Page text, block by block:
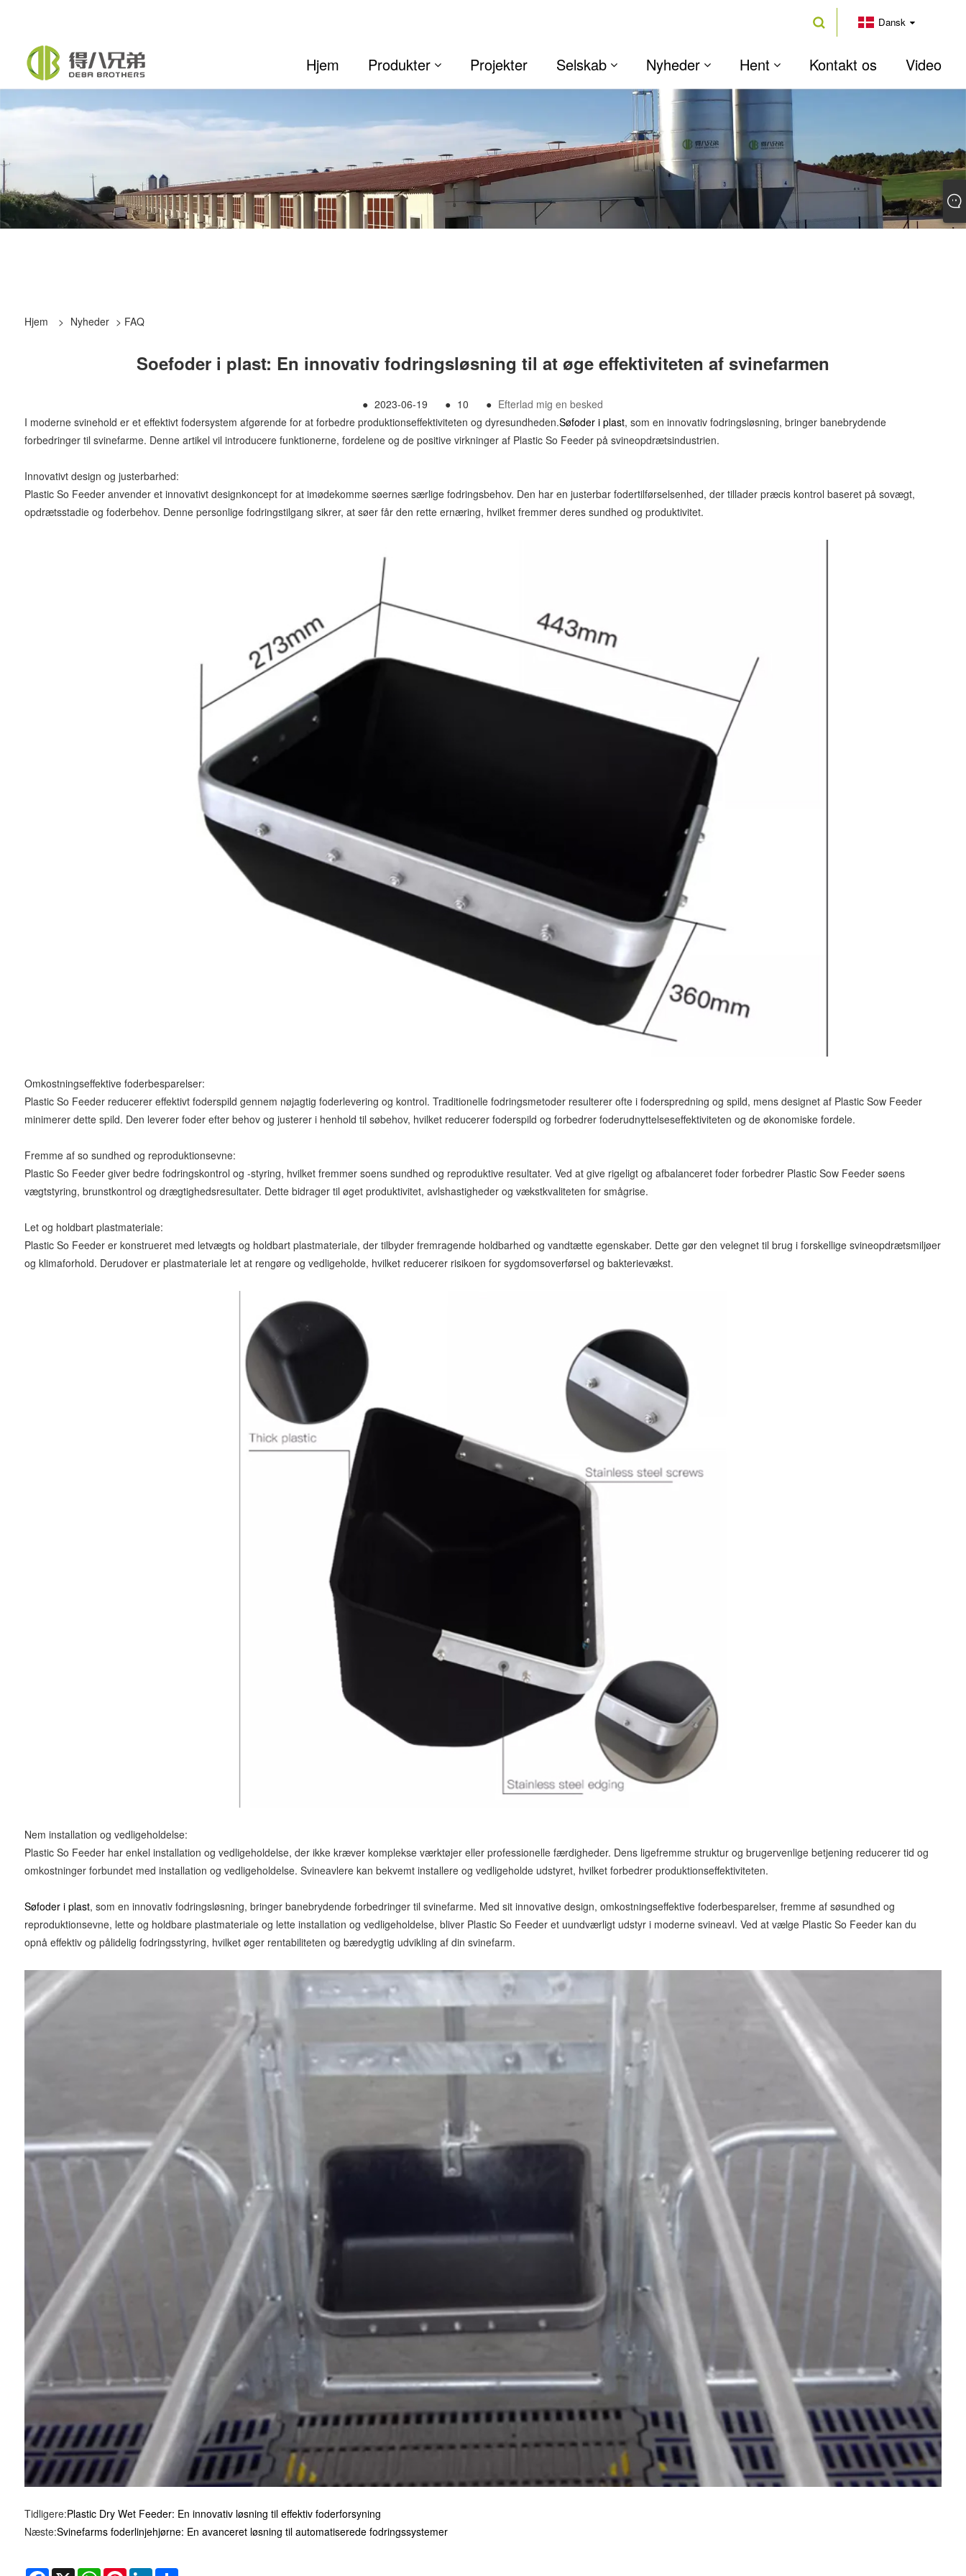
Dansk
Hjem Produkter Projekter Selskab Nyheder Hent Kontakt os Video
Hjem > Nyheder > FAQ
Soefoder i plast: En innovativ fodringsløsning til at øge effektiviteten af ​​svinefarmen
● 2023-06-19 ● 10 ● Efterlad mig en besked
I moderne svinehold er et effektivt fodersystem afgørende for at forbedre produktionseffektiviteten og dyresundheden.Søfoder i plast, som en innovativ fodringsløsning, bringer banebrydende
forbedringer til svinefarme. Denne artikel vil introducere funktionerne, fordelene og de positive virkninger af Plastic So Feeder på svineopdrætsindustrien.
Innovativt design og justerbarhed:
Plastic So Feeder anvender et innovativt designkoncept for at imødekomme søernes særlige fodringsbehov. Den har en justerbar fodertilførselsenhed, der tillader præcis kontrol baseret på sovægt,
opdrætsstadie og foderbehov. Denne personlige fodringstilgang sikrer, at søer får den rette ernæring, hvilket fremmer deres sundhed og produktivitet.
Omkostningseffektive foderbesparelser:
Plastic So Feeder reducerer effektivt foderspild gennem nøjagtig foderlevering og kontrol. Traditionelle fodringsmetoder resulterer ofte i foderspredning og spild, mens designet af Plastic Sow Feeder
minimerer dette spild. Den leverer foder efter behov og justerer i henhold til søbehov, hvilket reducerer foderspild og forbedrer foderudnyttelseseffektiviteten og de økonomiske fordele.
Fremme af so sundhed og reproduktionsevne:
Plastic So Feeder giver bedre fodringskontrol og -styring, hvilket fremmer soens sundhed og reproduktive resultater. Ved at give rigeligt og afbalanceret foder forbedrer Plastic Sow Feeder søens
vægtstyring, brunstkontrol og drægtighedsresultater. Dette bidrager til øget produktivitet, avlshastigheder og vækstkvaliteten for smågrise.
Let og holdbart plastmateriale:
Plastic So Feeder er konstrueret med letvægts og holdbart plastmateriale, der tilbyder fremragende holdbarhed og vandtætte egenskaber. Dette gør den velegnet til brug i forskellige svineopdrætsmiljøer
og klimaforhold. Derudover er plastmateriale let at rengøre og vedligeholde, hvilket reducerer risikoen for sygdomsoverførsel og bakterievækst.
Nem installation og vedligeholdelse:
Plastic So Feeder har enkel installation og vedligeholdelse, der ikke kræver komplekse værktøjer eller professionelle færdigheder. Dens ligefremme struktur og brugervenlige betjening reducerer tid og
omkostninger forbundet med installation og vedligeholdelse. Svineavlere kan bekvemt installere og vedligeholde udstyret, hvilket forbedrer produktionseffektiviteten.
Søfoder i plast, som en innovativ fodringsløsning, bringer banebrydende forbedringer til svinefarme. Med sit innovative design, omkostningseffektive foderbesparelser, fremme af søsundhed og
reproduktionsevne, lette og holdbare plastmateriale og lette installation og vedligeholdelse, bliver Plastic So Feeder et uundværligt udstyr i moderne svineavl. Ved at vælge Plastic So Feeder kan du
opnå effektiv og pålidelig fodringsstyring, hvilket øger rentabiliteten og bæredygtig udvikling af din svinefarm.
Tidligere:Plastic Dry Wet Feeder: En innovativ løsning til effektiv foderforsyning
Næste:Svinefarms foderlinjehjørne: En avanceret løsning til automatiserede fodringssystemer